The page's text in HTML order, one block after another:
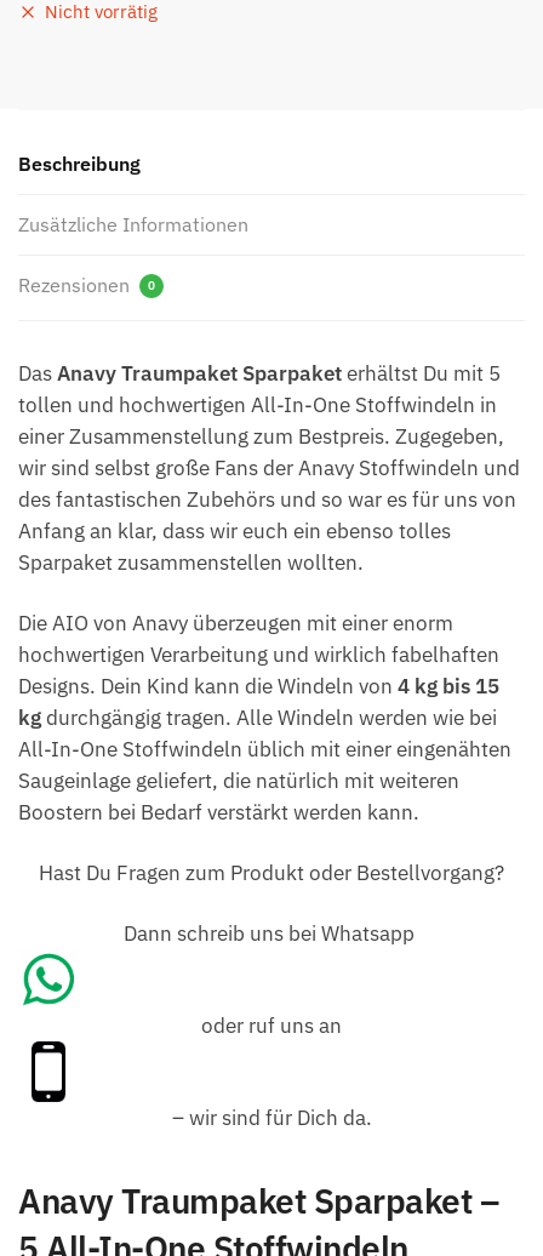
Nicht vorrätig
Beschreibung
Zusätzliche Informationen
Rezensionen 0
DasAnavy Traumpaket Sparpaketerhältst Du mit 5
tollen und hochwertigen All-In-One Stoffwindeln in
einer Zusammenstellung zum Bestpreis. Zugegeben,
wir sind selbst große Fans der Anavy Stoffwindeln und
des fantastischen Zubehörs und so war es für uns von
Anfang an klar, dass wir euch ein ebenso tolles
Sparpaket zusammenstellen wollten.
Die AIO von Anavy überzeugen mit einer enorm
hochwertigen Verarbeitung und wirklich fabelhaften
Designs. Dein Kind kann die Windeln von 4 kg bis 15
kgdurchgängig tragen. Alle Windeln werden wie bei
All-In-One Stoffwindeln üblich mit einer eingenähten
Saugeinlage geliefert, die natürlich mit weiteren
Boostern bei Bedarf verstärkt werden kann.
Hast Du Fragen zum Produkt oder Bestellvorgang?
Dann schreib uns bei Whatsapp
oder ruf uns an
– wir sind für Dich da.
Anavy Traumpaket Sparpaket –